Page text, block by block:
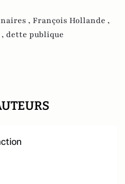
, François Hollande ,
dette publique